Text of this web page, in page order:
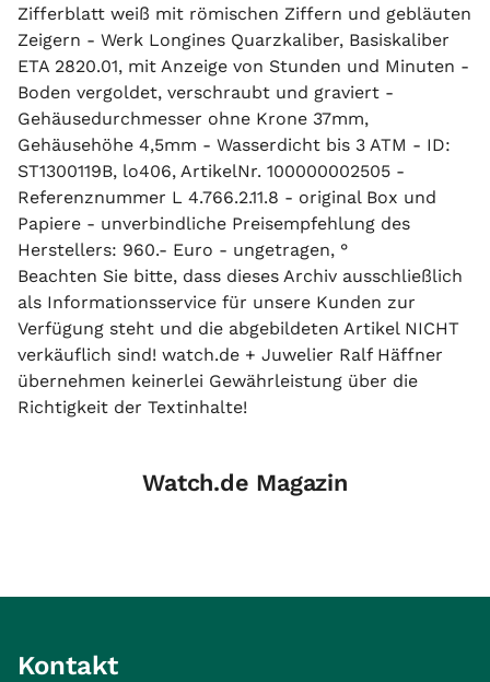
Zifferblatt weiß mit römischen Ziffern und gebläuten
Zeigern - Werk Longines Quarzkaliber, Basiskaliber
ETA 2820.01, mit Anzeige von Stunden und Minuten -
Boden vergoldet, verschraubt und graviert -
Gehäusedurchmesser ohne Krone 37mm,
Gehäusehöhe 4,5mm - Wasserdicht bis 3 ATM - ID:
ST1300119B, lo406, ArtikelNr. 100000002505 -
Referenznummer L 4.766.2.11.8 - original Box und
Papiere - unverbindliche Preisempfehlung des
Herstellers: 960.- Euro - ungetragen, °
Beachten Sie bitte, dass dieses Archiv ausschließlich
als Informationsservice für unsere Kunden zur
Verfügung steht und die abgebildeten Artikel NICHT
verkäuflich sind! watch.de + Juwelier Ralf Häffner
übernehmen keinerlei Gewährleistung über die
Richtigkeit der Textinhalte!
Watch.de Magazin
Kontakt